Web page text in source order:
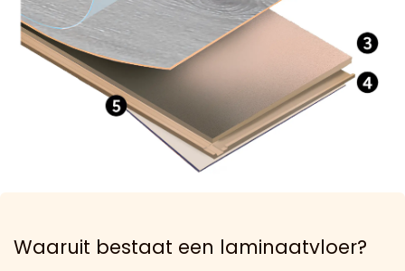
Waaruit bestaat een laminaatvloer?